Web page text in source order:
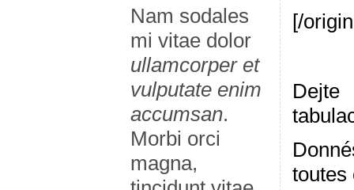
Nam sodales
mi vitae dolor
ullamcorper et
vulputate enim
accumsan.
Morbi orci
magna,
[/
toutes